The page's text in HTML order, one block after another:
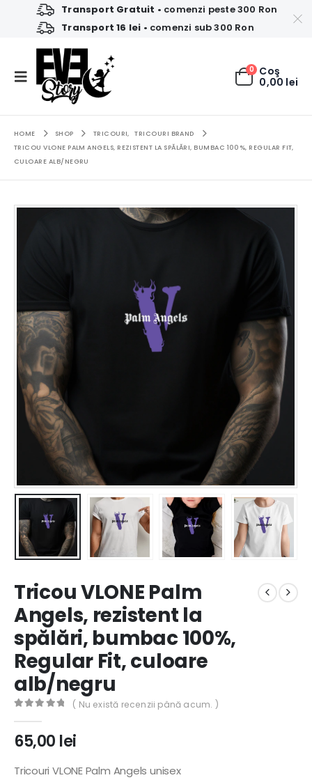
Transport Gratuit • comenzi peste 300 Ron
Transport 16 lei • comenzi sub 300 Ron
0 Coş
0,00 lei
HOME SHOP TRICOURI,
TRICOURI BRAND
TRICOU VLONE PALM ANGELS, REZISTENT LA SPĂLĂRI, BUMBAC 100%, REGULAR FIT,
CULOARE ALB/NEGRU
Tricou VLONE Palm
Angels, rezistent la
spălări, bumbac 100%,
Regular Fit, culoare
alb/negru
( Nu există recenzii până acum. )
65,00 lei
Tricouri VLONE Palm Angels unisex